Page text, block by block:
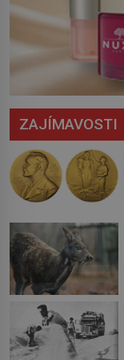
ZAJÍMAVOSTI